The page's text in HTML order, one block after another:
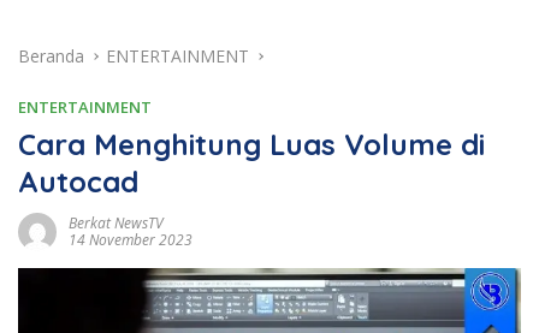
Beranda ENTERTAINMENT
ENTERTAINMENT
Cara Menghitung Luas Volume di
Autocad
Berkat NewsTV
14 November 2023